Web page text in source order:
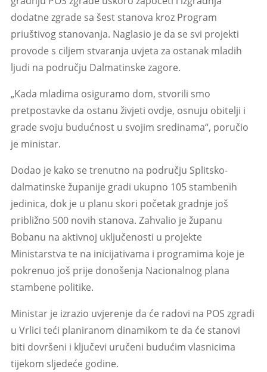
dodatne zgrade sa šest stanova kroz Program
priuštivog stanovanja. Naglasio je da se svi projekti
provode s ciljem stvaranja uvjeta za ostanak mladih
ljudi na području Dalmatinske zagore.
„Kada mladima osiguramo dom, stvorili smo
pretpostavke da ostanu živjeti ovdje, osnuju obitelji i
grade svoju budućnost u svojim sredinama“, poručio
je ministar.
Dodao je kako se trenutno na području Splitsko-
dalmatinske županije gradi ukupno 105 stambenih
jedinica, dok je u planu skori početak gradnje još
približno 500 novih stanova. Zahvalio je županu
Bobanu na aktivnoj uključenosti u projekte
Ministarstva te na inicijativama i programima koje je
pokrenuo još prije donošenja Nacionalnog plana
stambene politike.
Ministar je izrazio uvjerenje da će radovi na POS zgradi
u Vrlici teći planiranom dinamikom te da će stanovi
biti dovršeni i ključevi uručeni budućim vlasnicima
tijekom sljedeće godine.